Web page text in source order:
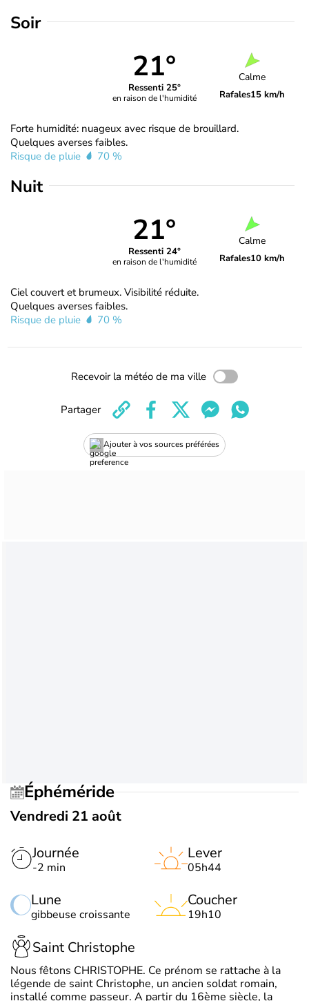
Soir
21°
Ressenti 25°
en raison de l'humidité
Calme
Rafales15 km/h
Forte humidité: nuageux avec risque de brouillard.
Quelques averses faibles.
Risque de pluie
70 %
Nuit
21°
Ressenti 24°
en raison de l'humidité
Calme
Rafales10 km/h
Ciel couvert et brumeux. Visibilité réduite.
Quelques averses faibles.
Risque de pluie
70 %
Recevoir la météo de ma ville
Ajouter à vos sources préférées
Partager
Éphéméride
Vendredi 21 août
Journée
-2 min
Lune
gibbeuse croissante
Lever
05h44
Coucher
19h10
Saint Christophe
Nous fêtons CHRISTOPHE. Ce prénom se rattache à la
légende de saint Christophe, un ancien soldat romain,
installé comme passeur. A partir du 16ème siècle, la